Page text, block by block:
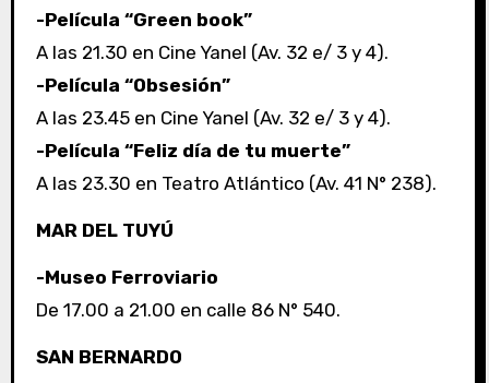
-Película “Green book”
A las 21.30 en Cine Yanel (Av. 32 e/ 3 y 4).
-Película “Obsesión”
A las 23.45 en Cine Yanel (Av. 32 e/ 3 y 4).
-Película “Feliz día de tu muerte”
A las 23.30 en Teatro Atlántico (Av. 41 N° 238).
MAR DEL TUYÚ
-Museo Ferroviario
De 17.00 a 21.00 en calle 86 N° 540.
SAN BERNARDO